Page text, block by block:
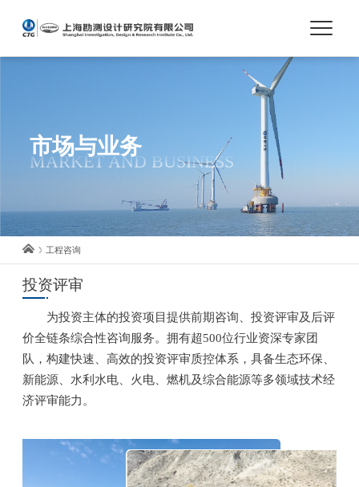
关于我们
人才培养
科技创新
党建与文化
重要资讯
市场与业务
MARKET AND BUSINESS
工程咨询
投资评审
为投资主体的投资项目提供前期咨询、投资评审及后评
价全链条综合性咨询服务。拥有超500位行业资深专家团
队，构建快速、高效的投资评审质控体系，具备生态环保、
新能源、水利水电、火电、燃机及综合能源等多领域技术经
济评审能力。